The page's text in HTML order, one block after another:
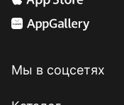
Мы в соцсетях